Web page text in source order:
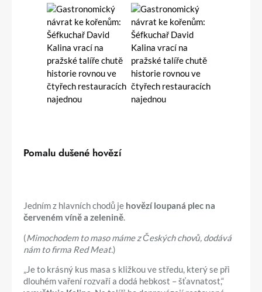
Pomalu dušené hovězí
Jedním z hlavních chodů je hovězí loupaná plec na
červeném víně a zelenině.
(Mimochodem to maso máme z Českých chovů, dodává
nám to firma Red Meat.)
„Je to krásný kus masa s kližkou ve středu, který se při
dlouhém vaření rozvaří a dodá hebkost – šťavnatost,“